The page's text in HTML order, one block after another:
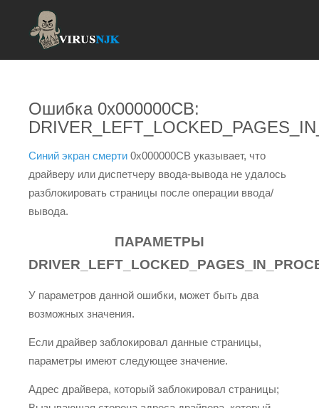
Ошибка 0x000000CB:
Синий экран смерти 0x000000CB указывает, что
драйверу или диспетчеру ввода-вывода не удалось
разблокировать страницы после операции ввода/
вывода.
ПАРАМЕТРЫ
У параметров данной ошибки, может быть два
возможных значения.
Если драйвер заблокировал данные страницы,
параметры имеют следующее значение.
Адрес драйвера, который заблокировал страницы;